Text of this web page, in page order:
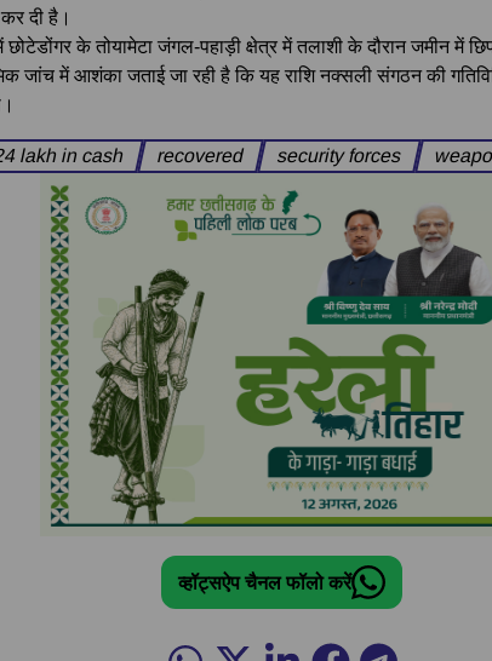
दी है।
छोटेडोंगर के तोयामेटा जंगल-पहाड़ी क्षेत्र में तलाशी के दौरान जमीन
जांच में आशंका जताई जा रही है कि यह राशि नक्सली संगठन की
lakh in cash recovered security forces
व्हॉट्सऐप चैनल फॉलो करें